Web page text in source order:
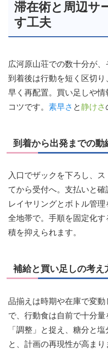
滞在術と周辺サ
す工夫
広河原山荘での数十分が、
到着後は行動を短く区切
早く再配置。買い足しや
コツです。 素早さ と静けさ
到着から出発までの動
入口でザックを下ろし、
てから受付へ。支払いと
レイヤリングとボトル管
全地帯で。手順を固定化
積を抑えられます。
補給と買い足しの考え
品揃えは時期や在庫で変
で、行動食は自前で十分
「調整」と捉え、糖分と
と、計画の再現性が高まり